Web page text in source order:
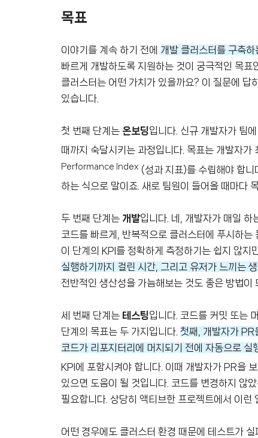
목표
이야기를 계속 하기 전에 개발 클러스터를 구축하
빠르게 개발하도록 지원하는 것이 궁극적인 목
클러스터는 어떤 가치가 있을까요? 이 질문에
있습니다.
첫 번째 단계는 온보딩입니다. 신규 개발자가 팀
때까지 숙달시키는 과정입니다. 목표는 개발자가
Performance Index (성과 지표)를 수립해야 합니
하는 식으로 말이죠. 새로 팀원이 들어올 때마다
두 번째 단계는 개발입니다. 네, 개발자가 매일 하
코드를 빠르게, 반복적으로 클러스터에 푸시하
이 단계의 KPI를 정확하게 측정하기는 쉽지 않지
실행하기까지 걸린 시간, 그리고 유저가 느끼는
전반적인 생산성을 가늠해보는 것도 좋은 방법이
세 번째 단계는 테스팅입니다. 코드를 커밋 또는
단계의 목표는 두 가지입니다. 첫째, 개발자가 PR
코드가 리포지터리에 머지되기 전에 자동으로 실
KPI에 포함시켜야 합니다. 이때 개발자가 PR을
있으면 도움이 될 것입니다. 코드를 변경하지 않
필요합니다. 상당히 액티브한 프로젝트에서 이
어떤 경우에도 클러스터 환경 때문에 테스트가